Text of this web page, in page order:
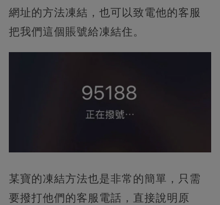
網址的方法凍結，也可以致電他的客服
把我們這個賬號給凍結住。
某寶的凍結方法也是非常的簡單，只需
要撥打他們的客服電話，直接說明原